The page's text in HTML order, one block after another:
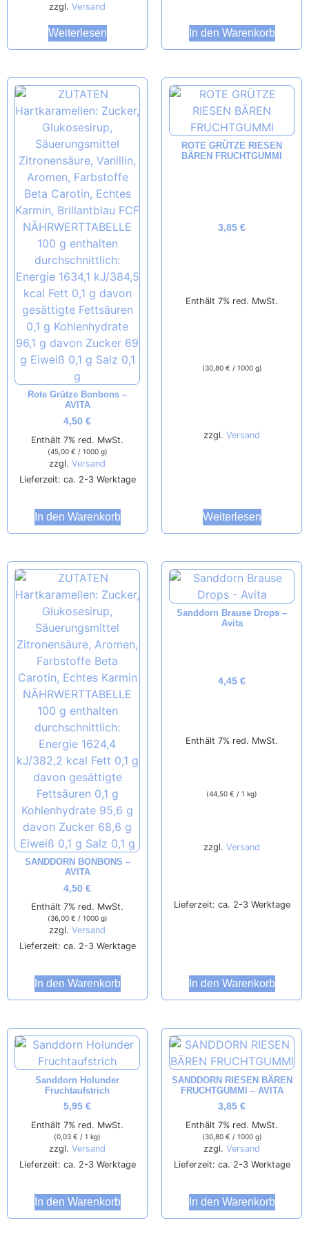
zzgl. Versand
Weiterlesen In den Warenkorb
Rote Grütze Bonbons –
AVITA
4,50 €
Enthält 7% red. MwSt.
(45,00 € / 1000 g)
zzgl. Versand
Lieferzeit: ca. 2-3 Werktage
In den Warenkorb
ROTE GRÜTZE RIESEN
BÄREN FRUCHTGUMMI
3,85 €
Enthält 7% red. MwSt.
(30,80 € / 1000 g)
zzgl. Versand
Weiterlesen
SANDDORN BONBONS –
AVITA
4,50 €
Enthält 7% red. MwSt.
(36,00 € / 1000 g)
zzgl. Versand
Lieferzeit: ca. 2-3 Werktage
In den Warenkorb
Sanddorn Brause Drops –
Avita
4,45 €
Enthält 7% red. MwSt.
(44,50 € / 1 kg)
zzgl. Versand
Lieferzeit: ca. 2-3 Werktage
In den Warenkorb
Sanddorn Holunder
Fruchtaufstrich
5,95 €
Enthält 7% red. MwSt.
(0,03 € / 1 kg)
zzgl. Versand
Lieferzeit: ca. 2-3 Werktage
In den Warenkorb
SANDDORN RIESEN BÄREN
FRUCHTGUMMI – AVITA
3,85 €
Enthält 7% red. MwSt.
(30,80 € / 1000 g)
zzgl. Versand
Lieferzeit: ca. 2-3 Werktage
In den Warenkorb